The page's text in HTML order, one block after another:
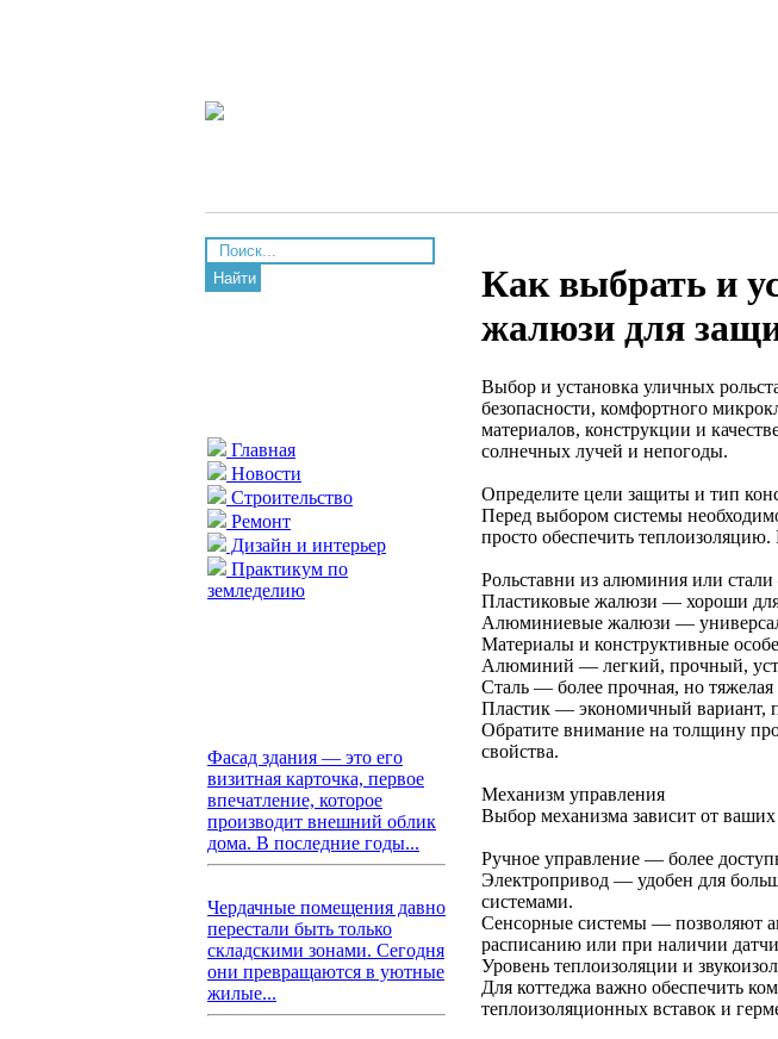
Найти
Главная
Новости
Строительство
Ремонт
Дизайн и интерьер
Практикум по
земледелию
Фасад здания — это его
визитная карточка, первое
впечатление, которое
производит внешний облик
дома. В последние годы...
Чердачные помещения давно
перестали быть только
складскими зонами. Сегодня
они превращаются в уютные
жилые...
Как выбрать и
жалюзи для
Выбор и установка уличных
безопасности, комфортного
материалов, конструкции и
солнечных лучей и непогоды.
Определите цели защиты и тип
Перед выбором системы
просто обеспечить
Рольставни из алюминия или
Пластиковые жалюзи — хороши для
Алюминиевые жалюзи —
Материалы и конструктивные
Алюминий — легкий, прочный,
Сталь — более прочная, но
Пластик — экономичный вариант,
Обратите внимание на толщину
свойства.
Механизм управления
Выбор механизма зависит от
Ручное управление — более
Электропривод — удобен для
системами.
Сенсорные системы — позволяют
расписанию или при наличии
Уровень теплоизоляции и
Для коттеджа важно обеспечить
теплоизоляционных вставок и